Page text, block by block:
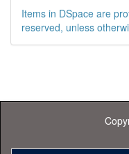
Items in DSpace are
reserved, unless